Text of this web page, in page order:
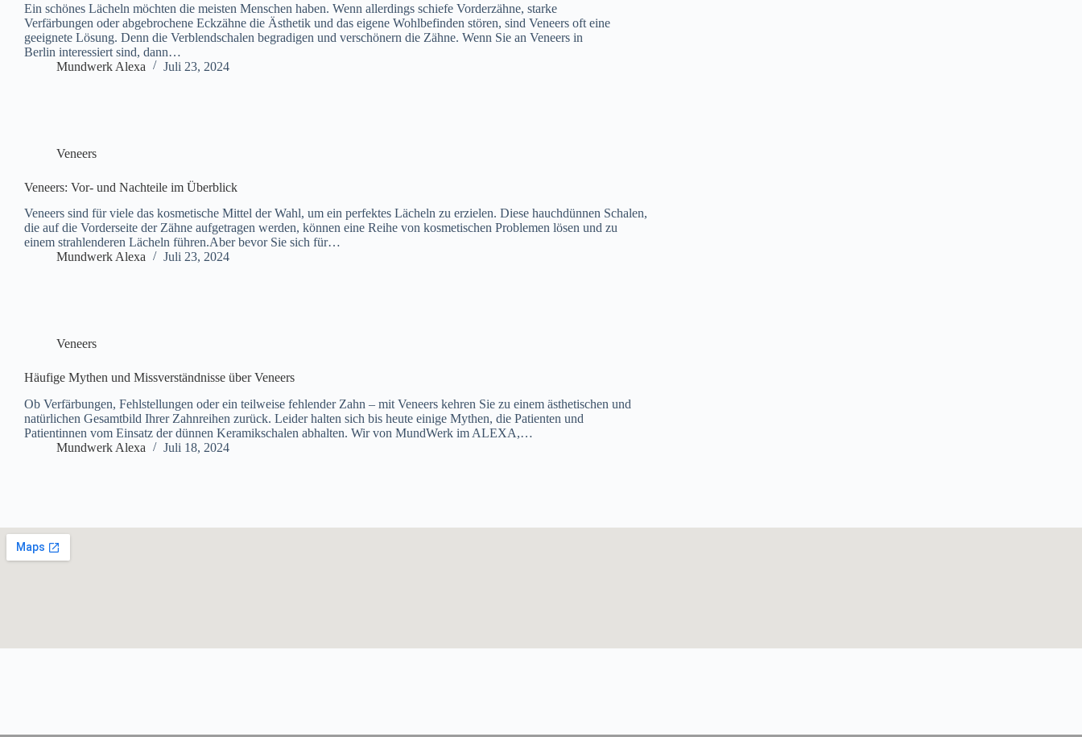
Ein schönes Lächeln möchten die meisten Menschen haben. Wenn allerdings schiefe Vorderzähne, starke
Verfärbungen oder abgebrochene Eckzähne die Ästhetik und das eigene Wohlbefinden stören, sind Veneers oft eine
geeignete Lösung. Denn die Verblendschalen begradigen und verschönern die Zähne. Wenn Sie an Veneers in
Berlin interessiert sind, dann…
Mundwerk Alexa
Juli 23, 2024
Veneers
Veneers: Vor- und Nachteile im Überblick
Veneers sind für viele das kosmetische Mittel der Wahl, um ein perfektes Lächeln zu erzielen. Diese hauchdünnen Schalen,
die auf die Vorderseite der Zähne aufgetragen werden, können eine Reihe von kosmetischen Problemen lösen und zu
einem strahlenderen Lächeln führen.Aber bevor Sie sich für…
Mundwerk Alexa
Juli 23, 2024
Veneers
Häufige Mythen und Missverständnisse über Veneers
Ob Verfärbungen, Fehlstellungen oder ein teilweise fehlender Zahn – mit Veneers kehren Sie zu einem ästhetischen und
natürlichen Gesamtbild Ihrer Zahnreihen zurück. Leider halten sich bis heute einige Mythen, die Patienten und
Patientinnen vom Einsatz der dünnen Keramikschalen abhalten. Wir von MundWerk im ALEXA,…
Mundwerk Alexa
Juli 18, 2024